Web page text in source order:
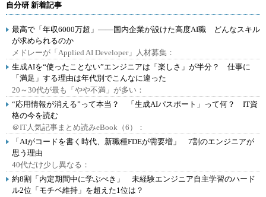
自分研 新着記事
最高で「年収6000万超」――国内企業が設けた高度AI職 どんなスキル
が求められるのか
メドレーが「Applied AI Developer」人材募集：
生成AIを“使ったことない”エンジニアは「楽しさ」が半分？ 仕事に
「満足」する理由は年代別でこんなに違った
20～30代が最も「やや不満」が多い：
“応用情報が消える”って本当？ 「生成AIパスポート」って何？ IT資
格の今を読む
＠IT人気記事まとめ読みeBook（6）：
「AIがコードを書く時代、新職種FDEが需要増」 7割のエンジニアが
思う理由
40代だけ少し異なる：
約8割「内定期間中に学ぶべき」 未経験エンジニア自主学習のハード
ル2位「モチベ維持」を超えた1位は？